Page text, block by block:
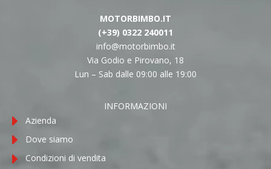
MOTORBIMBO.IT
(+39) 0322 240011
info@motorbimbo.it
Via Godio e Pirovano, 18
Lun – Sab dalle 09:00 alle 19:00
INFORMAZIONI
Azienda
Dove siamo
Condizioni di vendita